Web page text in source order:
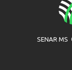
SENAR